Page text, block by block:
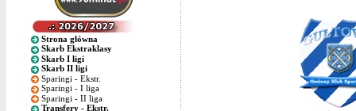
Strona główna
Skarb Ekstraklasy
Skarb I ligi
Skarb II ligi
Sparingi - Ekstr.
Sparingi - I liga
Sparingi - II liga
Transfery - Ekstr.